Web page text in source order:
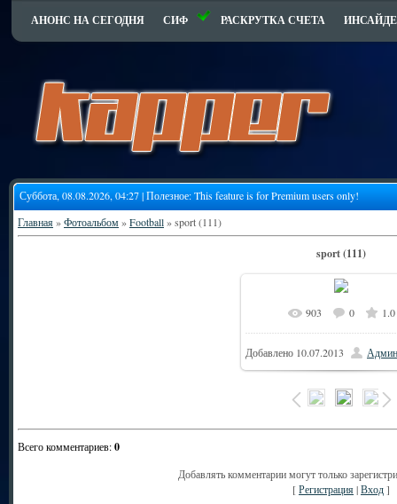
АНОНС НА СЕГОДНЯ СИФ РАСКРУТКА СЧЕТА
Суббота, 08.08.2026, 04:27 | Полезное:This feature is for Premium users only!
Главная»Фотоальбом»Football» sport (111)
sport (111)
903 0 1.0
Добавлено 10.07.2013
Всего комментариев:0
Добавлять комментарии могут только
[Регистрация|Вход]